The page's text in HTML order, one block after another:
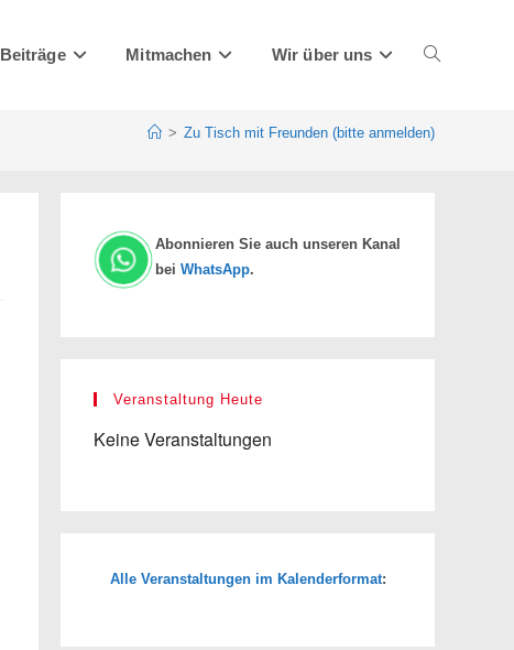
Beiträge Mitmachen Wir über uns Website-
> Zu Tisch mit Freunden (bitte anmelden)
Abonnieren Sie auch unseren Kanal
bei WhatsApp.
Veranstaltung Heute
Keine Veranstaltungen
Alle Veranstaltungen im Kalenderformat: